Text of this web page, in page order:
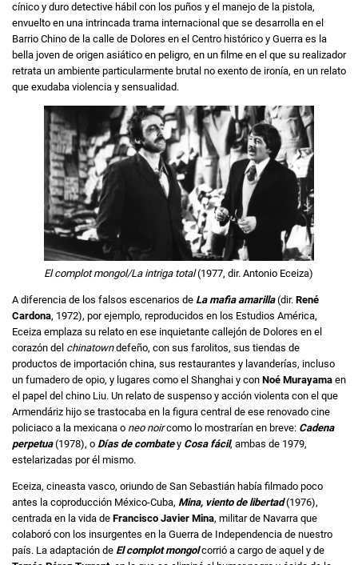
cínico y duro detective hábil con los puños y el manejo de la pistola,
envuelto en una intrincada trama internacional que se desarrolla en el
Barrio Chino de la calle de Dolores en el Centro histórico y Guerra es la
bella joven de origen asiático en peligro, en un filme en el que su realizador
retrata un ambiente particularmente brutal no exento de ironía, en un relato
que exudaba violencia y sensualidad.
El complot mongol/La intriga total(1977, dir. Antonio Eceiza)
A diferencia de los falsos escenarios de La mafia amarilla(dir. René
Cardona, 1972), por ejemplo, reproducidos en los Estudios América,
Eceiza emplaza su relato en ese inquietante callejón de Dolores en el
corazón del chinatowndefeño, con sus farolitos, sus tiendas de
productos de importación china, sus restaurantes y lavanderías, incluso
un fumadero de opio, y lugares como el Shanghai y con Noé Murayama en
el papel del chino Liu. Un relato de suspenso y acción violenta con el que
Armendáriz hijo se trastocaba en la figura central de ese renovado cine
policiaco a la mexicana o neo noircomo lo mostrarían en breve: Cadena
perpetua(1978), o Días de combatey Cosa fácil, ambas de 1979,
estelarizadas por él mismo.
Eceiza, cineasta vasco, oriundo de San Sebastián había filmado poco
antes la coproducción México-Cuba, Mina, viento de libertad(1976),
centrada en la vida de Francisco Javier Mina, militar de Navarra que
colaboró con los insurgentes en la Guerra de Independencia de nuestro
país. La adaptación de El complot mongolcorrió a cargo de aquel y de